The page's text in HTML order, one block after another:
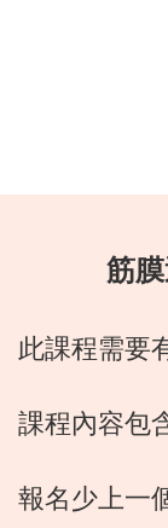
筋
此課程需要
課程內容包
報名少上一